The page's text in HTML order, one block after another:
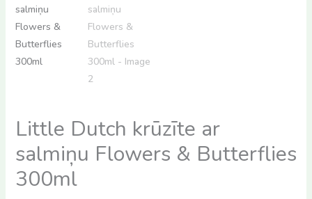
Little Dutch krūzīte ar
salmiņu Flowers & Butterflies
300ml